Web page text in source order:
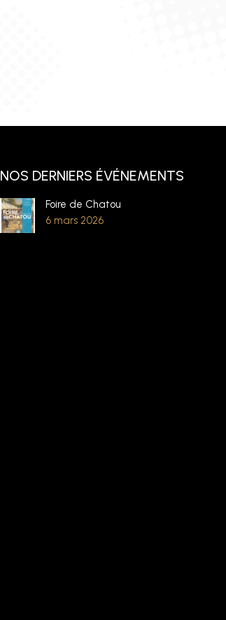
NOS DERNIERS ÉVÉNEMENTS
Foire de Chatou
6 mars 2026